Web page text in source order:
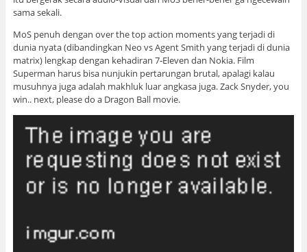
sama sekali.
MoS penuh dengan over the top action moments yang terjadi di
dunia nyata (dibandingkan Neo vs Agent Smith yang terjadi di dunia
matrix) lengkap dengan kehadiran 7-Eleven dan Nokia. Film
Superman harus bisa nunjukin pertarungan brutal, apalagi kalau
musuhnya juga adalah makhluk luar angkasa juga. Zack Snyder, you
win.. next, please do a Dragon Ball movie.